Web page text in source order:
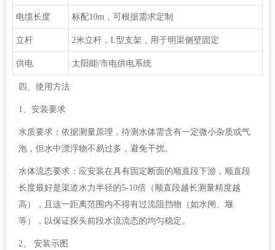
电缆长度 标配10m，可根据需求定制
立杆 2米立杆，L型支架，用于明渠侧壁固定
供电 太阳能/市电供电系统
四、使用方法
1、安装要求
水质要求：依据测量原理，待测水体需含有一定微小杂质或气
泡，但水中漂浮物不易过多，避免干扰。
水体流态要求：应安装在具有固定断面的顺直段下游，顺直段
长度最好是渠道水力半径的5-10倍（顺直段越长测量精度越
高），且这一距离范围内不得有过流阻挡物（如水闸、堰
等），以保证探头前段水流流态的均匀稳定。
2、 安装示图